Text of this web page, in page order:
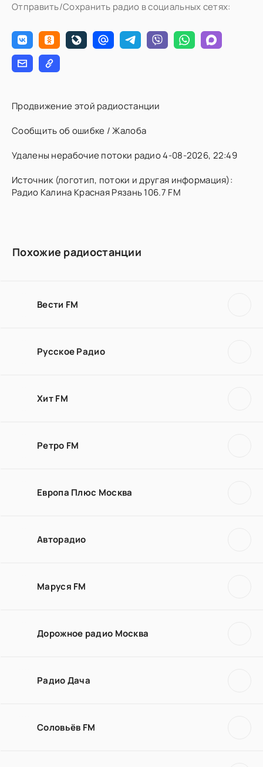
Отправить/Сохранить радио в социальных сетях:
Продвижение этой радиостанции
Сообщить об ошибке / Жалоба
Удалены нерабочие потоки радио 4-08-2026, 22:49
Источник (логотип, потоки и другая информация):
Радио Калина Красная Рязань 106.7 FM
Похожие радиостанции
Вести FM
Русское Радио
Хит FM
Ретро FM
Европа Плюс Москва
Авторадио
Маруся FM
Дорожное радио Москва
Радио Дача
Соловьёв FM